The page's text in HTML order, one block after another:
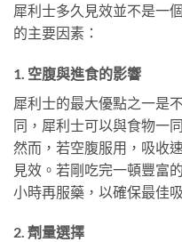
犀利士多久見效並不是一
的主要因素：
1. 空腹與進食的影響
犀利士的最大優點之一是
同，犀利士可以與食物一
然而，若空腹服用，吸收
見效。若剛吃完一頓豐富
小時再服藥，以確保最佳
2. 劑量選擇